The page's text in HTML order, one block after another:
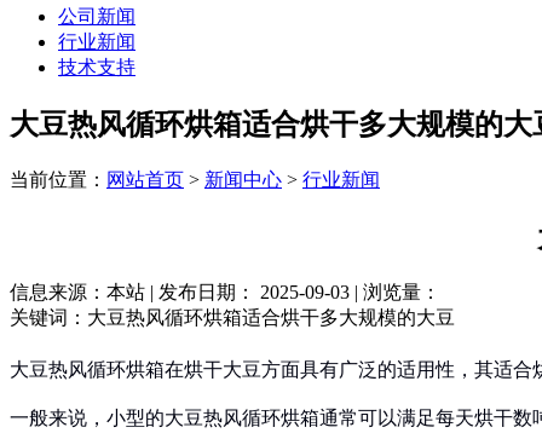
公司新闻
行业新闻
技术支持
大豆热风循环烘箱适合烘干多大规模的大
当前位置： 网站首页 > 新闻中心 > 行业新闻
信息来源：本站 | 发布日期： 2025-09-03 | 浏览量：
关键词：大豆热风循环烘箱适合烘干多大规模的大豆
大豆热风循环烘箱在烘干大豆方面具有广泛的适用性，其适
一般来说，小型的大豆热风循环烘箱通常可以满足每天烘干